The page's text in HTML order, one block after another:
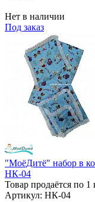
Нет в наличии
Под заказ
"МоёДитё" набор в
НК-04
Товар продаётся по 1
Артикул: НК-04